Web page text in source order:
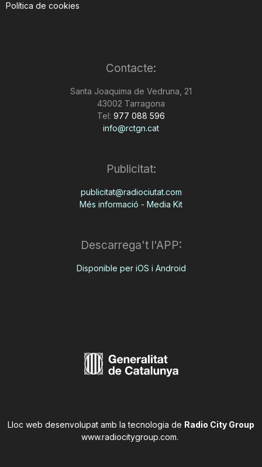
Política de cookies
Contacte:
Santa Joaquima de Vedruna, 21
43002 Tarragona
Tel: 977 088 596
info@rctgn.cat
Publicitat:
publicitat@radiociutat.com
Més informació - Media Kit
Descarrega't l'APP:
Disponible per iOS i Android
Lloc web desenvolupat amb la tecnologia de Radio City Group
www.radiocitygroup.com.